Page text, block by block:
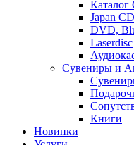
Каталог
Japan CD
DVD,
Laserdisc
Сувениры и
Книги
Новинки